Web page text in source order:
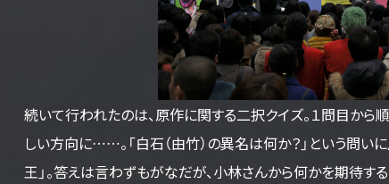
続いて行われたのは、原作に関する二択クイズ。１問目か
しい方向に……。「白石（由竹）の異名は何か？」という問い
王」。答えは言わずもがなだが、小林さんから何かを期待す